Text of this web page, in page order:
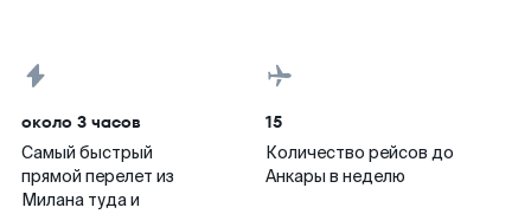
около 3 часов
Самый быстрый
прямой перелет из
Милана туда и
15
Количество рейсов до
Анкары в неделю